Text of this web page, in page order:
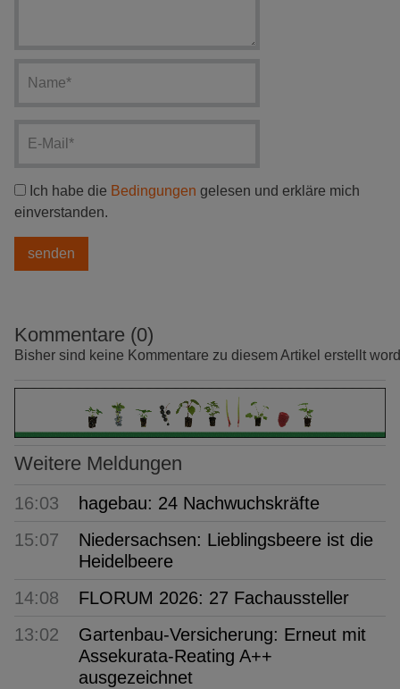
Ich habe die Bedingungen gelesen und erkläre mich
einverstanden.
Kommentare (0)
Bisher sind keine Kommentare zu diesem Artikel erstellt
Weitere Meldungen
16:03
hagebau: 24 Nachwuchskräfte
15:07
Niedersachsen: Lieblingsbeere ist die
Heidelbeere
14:08
FLORUM 2026: 27 Fachaussteller
13:02
Gartenbau-Versicherung: Erneut mit
Assekurata-Reating A++
ausgezeichnet